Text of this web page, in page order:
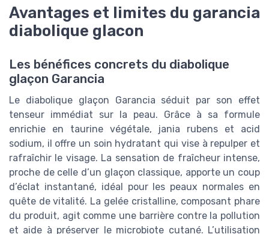
Avantages et limites du garancia
diabolique glacon
Les bénéfices concrets du diabolique
glaçon Garancia
Le diabolique glaçon Garancia séduit par son effet
tenseur immédiat sur la peau. Grâce à sa formule
enrichie en taurine végétale, jania rubens et acid
sodium, il offre un soin hydratant qui vise à repulper et
rafraîchir le visage. La sensation de fraîcheur intense,
proche de celle d’un glaçon classique, apporte un coup
d’éclat instantané, idéal pour les peaux normales en
quête de vitalité. La gelée cristalline, composant phare
du produit, agit comme une barrière contre la pollution
et aide à préserver le microbiote cutané. L’utilisation